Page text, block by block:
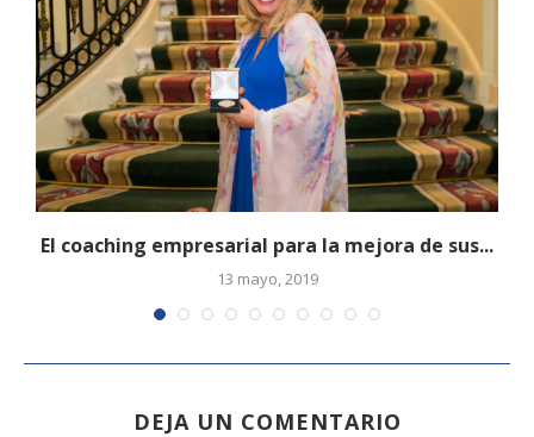
El coaching empresarial para la mejora de sus...
13 mayo, 2019
DEJA UN COMENTARIO